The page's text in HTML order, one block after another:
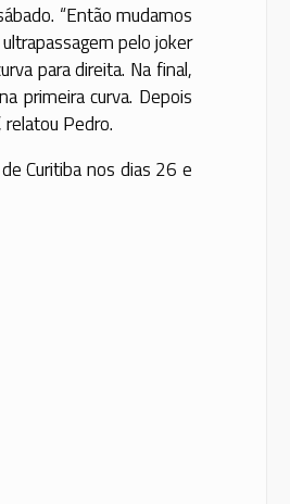
“Então mudamos
pelo joker
para direita. Na final,
primeira curva. Depois
Pedro.
Curitiba nos dias 26 e